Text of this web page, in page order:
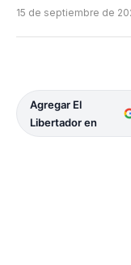
15 de septiembre de
Agregar El
Libertador en